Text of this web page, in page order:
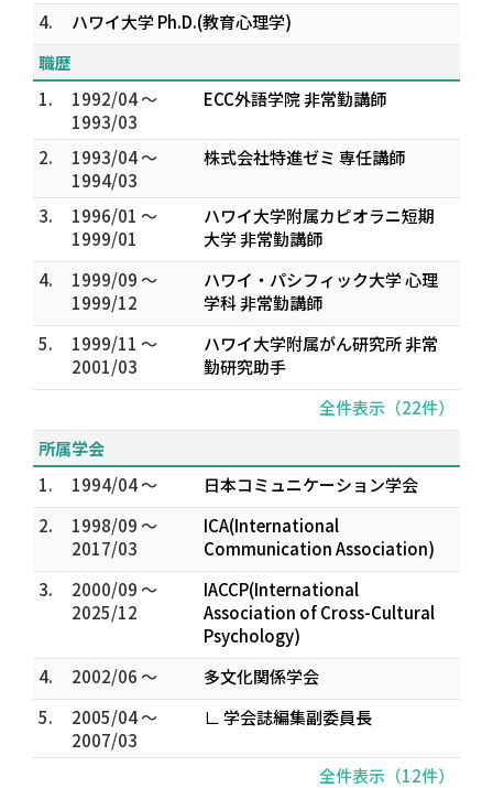
4.
ハワイ大学 Ph.D.(教育心理学)
職歴
1.
1992/04 ～
1993/03
ECC外語学院 非常勤講師
2.
1993/04 ～
1994/03
株式会社特進ゼミ 専任講師
3.
1996/01 ～
1999/01
ハワイ大学附属カピオラニ短期
大学 非常勤講師
4.
1999/09 ～
1999/12
ハワイ・パシフィック大学 心理
学科 非常勤講師
5.
1999/11 ～
2001/03
ハワイ大学附属がん研究所 非常
勤研究助手
全件表示（22件）
所属学会
1.
1994/04 ～
日本コミュニケーション学会
2.
1998/09 ～
2017/03
ICA(International
Communication Association)
3.
2000/09 ～
2025/12
IACCP(International
Association of Cross-Cultural
Psychology)
4.
2002/06 ～
多文化関係学会
5.
2005/04 ～
2007/03
∟ 学会誌編集副委員長
全件表示（12件）